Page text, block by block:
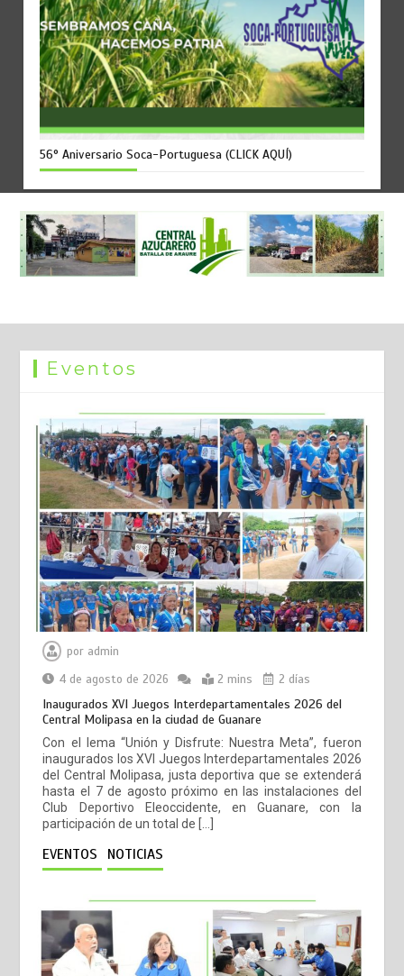
56° Aniversario Soca-Portuguesa (CLICK AQUÍ)
Socadulce 27° Aniversario (CLICK AQUÍ)
Eventos
por admin
4 de agosto de 2026
2 mins 2 días
Inaugurados XVI Juegos Interdepartamentales 2026 del
Central Molipasa en la ciudad de Guanare
Con el lema “Unión y Disfrute: Nuestra Meta”, fueron
inaugurados los XVI Juegos Interdepartamentales 2026
del Central Molipasa, justa deportiva que se extenderá
hasta el 7 de agosto próximo en las instalaciones del
Club Deportivo Eleoccidente, en Guanare, con la
participación de un total de […]
EVENTOS NOTICIAS